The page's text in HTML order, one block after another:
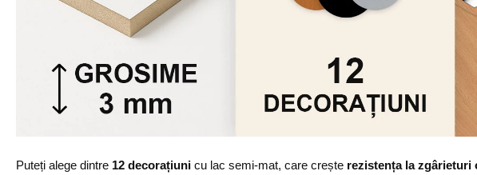
Puteți alege dintre 12 decorațiuni cu lac semi-mat, care crește rezistența la zgârieturi